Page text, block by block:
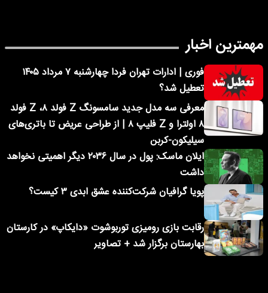
مهمترین اخبار
فوری | ادارات تهران فردا چهارشنبه ۷ مرداد ۱۴۰۵
تعطیل شد؟
معرفی سه مدل جدید سامسونگ Z فولد ۸، Z فولد
۸ اولترا و Z فلیپ ۸ | از طراحی عریض تا باتری‌های
سیلیکون-کربن
ایلان ماسک: پول در سال ۲۰۳۶ دیگر اهمیتی نخواهد
داشت
پویا گرافیان شرکت‌کننده عشق ابدی ۳ کیست؟
رقابت بازی رومیزی توربوشوت «دایکاپ» در کارستان
بهارستان برگزار شد + تصاویر